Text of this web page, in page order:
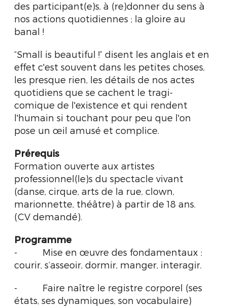
des participant(e)s, à (re)donner du sens à
nos actions quotidiennes ; la gloire au
banal !
“Small is beautiful !” disent les anglais et en
effet c'est souvent dans les petites choses,
les presque rien, les détails de nos actes
quotidiens que se cachent le tragi-
comique de l'existence et qui rendent
l'humain si touchant pour peu que l'on
pose un œil amusé et complice.
Prérequis
Formation ouverte aux artistes
professionnel(le)s du spectacle vivant
(danse, cirque, arts de la rue, clown,
marionnette, théâtre) à partir de 18 ans.
(CV demandé).
Programme
- Mise en œuvre des fondamentaux :
courir, s’asseoir, dormir, manger, interagir.
- Faire naître le registre corporel (ses
états, ses dynamiques, son vocabulaire)